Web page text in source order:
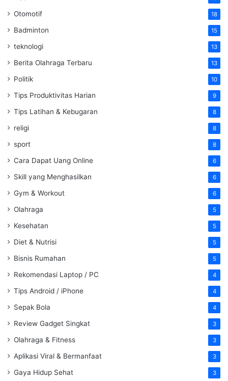
Otomotif 18
Badminton 15
teknologi 13
Berita Olahraga Terbaru 13
Politik 10
Tips Produktivitas Harian 9
Tips Latihan & Kebugaran 8
religi 8
sport 8
Cara Dapat Uang Online 6
Skill yang Menghasilkan 6
Gym & Workout 6
Olahraga 5
Kesehatan 5
Diet & Nutrisi 5
Bisnis Rumahan 5
Rekomendasi Laptop / PC 4
Tips Android / iPhone 4
Sepak Bola 4
Review Gadget Singkat 3
Olahraga & Fitness 3
Aplikasi Viral & Bermanfaat 3
Gaya Hidup Sehat 3